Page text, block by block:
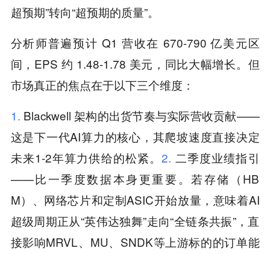
超预期”转向“超预期的质量”。
分析师普遍预计 Q1 营收在 670-790 亿美元区
间，EPS 约 1.48-1.78 美元，同比大幅增长。但
市场真正的焦点在于以下三个维度：
1. Blackwell 架构的出货节奏与实际营收贡献——
这是下一代AI算力的核心，其爬坡速度直接决定
未来1-2年算力供给的松紧。2. 二季度业绩指引
——比一季度数据本身更重要。若存储（HB
M）、网络芯片和定制ASIC开始放量，意味着AI
超级周期正从“英伟达独舞”走向“全链条共振”，直
接影响MRVL、MU、SNDK等上游标的的订单能